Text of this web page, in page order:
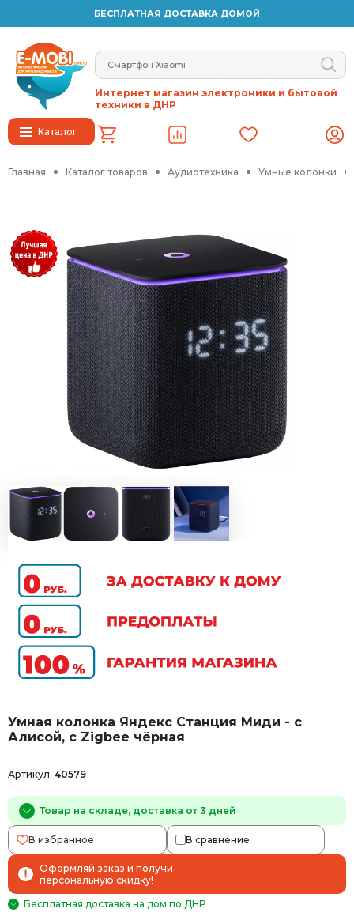
БЕСПЛАТНАЯ ДОСТАВКА ДОМОЙ
Каталог
Интернет магазин электроники и бытовой
техники в ДНР
Главная Каталог товаров Аудиотехника Умные колонки
Умная колонка Яндекс Станция Миди - с
Алисой, с Zigbee чёрная
Артикул: 40579
Товар на складе, доставка от 3 дней
В избранное В сравнение
Оформляй заказ и получи
персональную скидку!
Бесплатная доставка на дом по ДНР